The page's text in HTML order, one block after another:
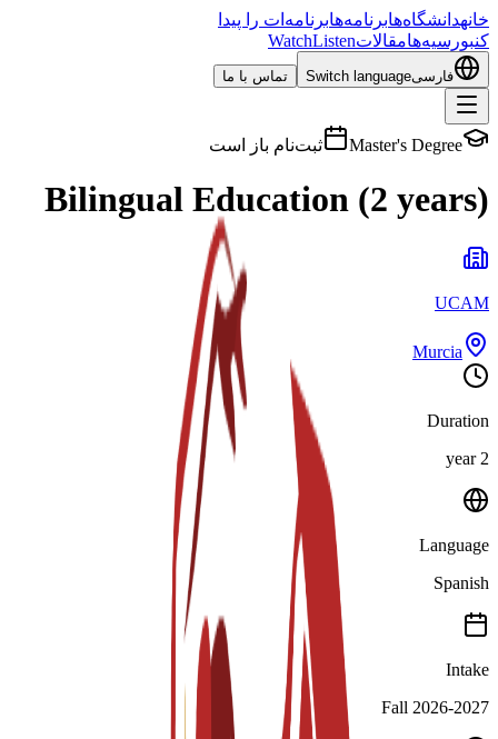
خانهدانشگاه‌هابرنامه‌هابرنامه‌ات را پیدا
کنبورسیه‌هامقالات WatchListen
فارسیSwitch language تماس با ما
Master's Degree ثبت‌نام باز است
Bilingual Education (2 years)
UCAM
Murcia
Duration
2 year
Language
Spanish
Intake
Fall 2026-2027